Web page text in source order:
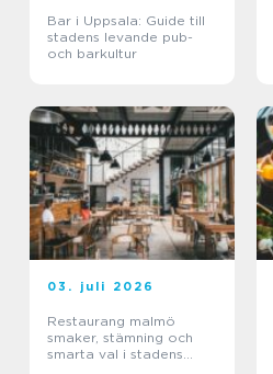
Bar i Uppsala: Guide till
stadens levande pub-
och barkultur
03. juli 2026
Restaurang malmö
smaker, stämning och
smarta val i stadens